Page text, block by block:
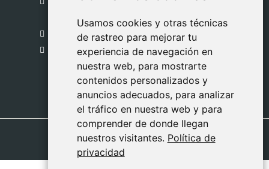
Usamos cookies y otras técnicas
de rastreo para mejorar tu
experiencia de navegación en
nuestra web, para mostrarte
contenidos personalizados y
anuncios adecuados, para analizar
el tráfico en nuestra web y para
comprender de donde llegan
nuestros visitantes. Política de
privacidad
Usamos cookies y otras técnicas
de rastreo para mejorar tu
experiencia de navegación en
nuestra web, para mostrarte
contenidos personalizados y
anuncios adecuados, para analizar
el tráfico en nuestra web y para
comprender de donde llegan
nuestros visitantes. Política de
privacidad
Madrid
918 459 877
Lunes a Viernes
09:00 - 13:00